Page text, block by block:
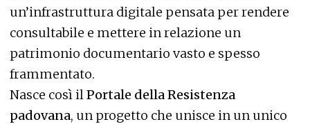
un’infrastruttura digitale pensata per rendere
consultabile e mettere in relazione un
patrimonio documentario vasto e spesso
frammentato.
Nasce così il Portale della Resistenza
padovana, un progetto che unisce in un unico